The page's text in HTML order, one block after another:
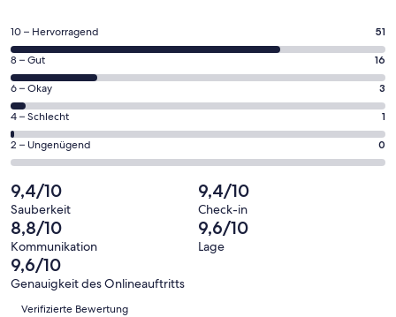
einem
neuen
Fenster
geöffnet
51
von
insgesamt
71
Gästebewertungen
haben
eine
Bewertung
von
10
-
Hervorragend
10 – Hervorragend 51
16
von
insgesamt
71
Gästebewertungen
haben
Bewertung
von
8
-
Gut
8 – Gut 16
3
von
insgesamt
71
Gästebewertungen
haben
eine
Bewertung
von
6
-
Okay
6 – Okay 3
1
von
insgesamt
Gästebewertungen
haben
eine
Bewertung
von
4
4 – Schlecht 1
0
von
insgesamt
71
Gästebewertungen
haben
eine
Bewertung
2 – Ungenügend 0
9,4/10
Sauberkeit
9,4/10
Check-in
8,8/10
Kommunikation
9,6/10
Lage
9,6/10
Genauigkeit des Onlineauftritts
Bewertungen
Verifizierte Bewertung